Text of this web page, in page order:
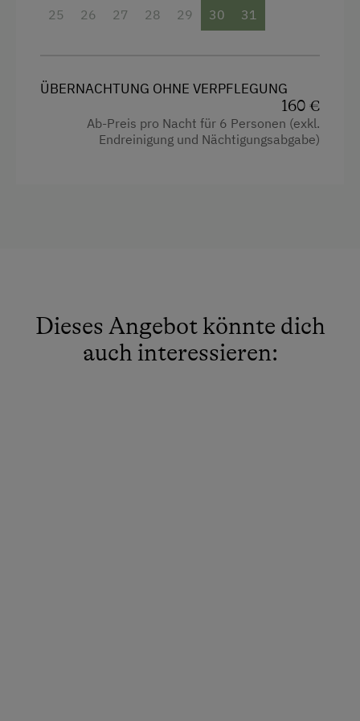
Wassersport
Wintersport
E-Bike-Verleih
Badeurlaub
Eierkocher
Haarföhn
Toilette
Neubau
Doppelbett (Kingsize)
25
26
27
28
29
30
31
ÜBERNACHTUNG OHNE VERPFLEGUNG
160 €
Ab-Preis pro Nacht für 6 Personen (exkl.
Endreinigung und Nächtigungsabgabe)
Dieses Angebot könnte dich
auch interessieren: